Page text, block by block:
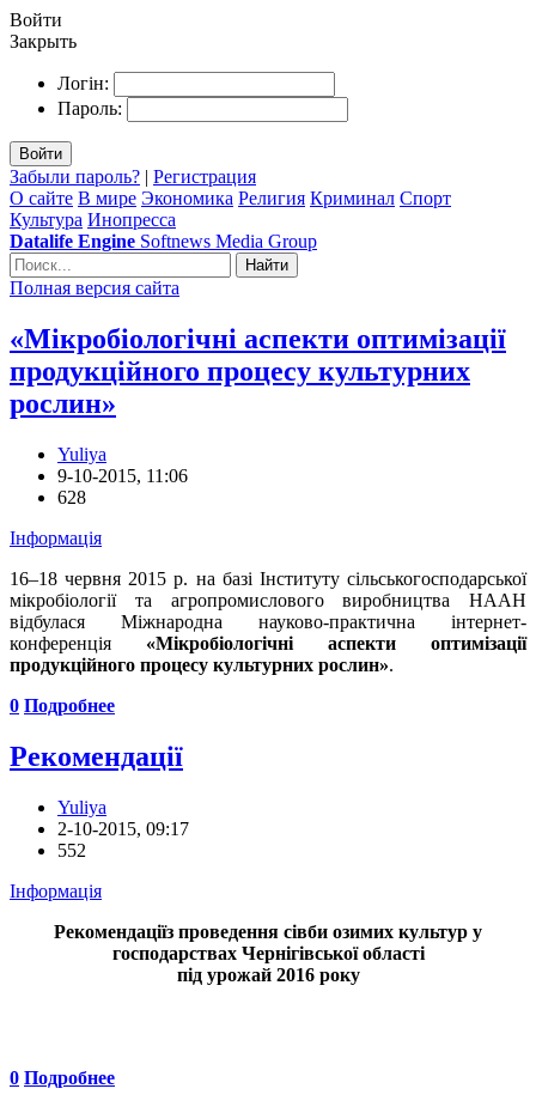
Войти
Закрыть
Логін:
Пароль:
Войти
Забыли пароль? | Регистрация
О сайте В мире Экономика Религия Криминал Спорт
Культура Инопресса
Datalife Engine Softnews Media Group
Найти
Полная версия сайта
«Мікробіологічні аспекти оптимізації
продукційного процесу культурних
рослин»
Yuliya
9-10-2015, 11:06
628
Інформація
16–18 червня 2015 р. на базі Інституту сільськогосподарської
мікробіології та агропромислового виробництва НААН
відбулася Міжнародна науково-практична інтернет-
конференція «Мікробіологічні аспекти оптимізації
продукційного процесу культурних рослин».
0 Подробнее
Рекомендації
Yuliya
2-10-2015, 09:17
552
Інформація
Рекомендаціїз проведення сівби озимих культур у
господарствах Чернігівської області
під урожай 2016 року
0 Подробнее